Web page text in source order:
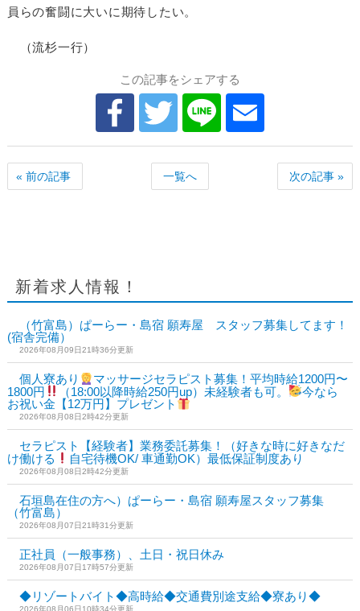
員らの奮闘に大いに期待したい。
（流杉一行）
この記事をシェアする
« 前の記事 一覧へ 次の記事 »
新着求人情報！
（竹富島）ぱーらー・島宿 願寿屋 スタッフ募集してます！
(宿舎完備）
2026年08月09日21時36分更新
個人寮あり
マッサージセラピスト募集！平均時給1200円〜
1800円
（18:00以降時給250円up）未経験者も可。
今なら
お祝い金【12万円】プレゼント
2026年08月08日2時42分更新
セラピスト【経験者】業務委託募集！（好きな時に好きなだ
け働ける
自宅待機OK/ 車通勤OK）最低保証制度あり
2026年08月08日2時42分更新
石垣島在住の方へ）ぱーらー・島宿 願寿屋スタッフ募集
（竹富島）
2026年08月07日21時31分更新
正社員（一般事務）、土日・祝日休み
2026年08月07日17時57分更新
◆リゾートバイト◆高時給◆交通費別途支給◆寮あり◆
2026年08月06日10時34分更新